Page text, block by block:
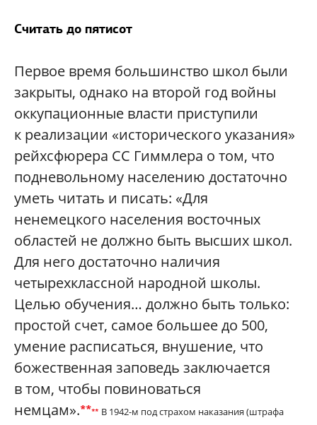
Считать до пятисот
Первое время большинство школ были
закрыты, однако на второй год войны
оккупационные власти приступили
к реализации «исторического указания»
рейхсфюрера СС Гиммлера о том, что
подневольному населению достаточно
уметь читать и писать: «Для
ненемецкого населения восточных
областей не должно быть высших школ.
Для него достаточно наличия
четырехклассной народной школы.
Целью обучения… должно быть только:
простой счет, самое большее до 500,
умение расписаться, внушение, что
божественная заповедь заключается
в том, чтобы повиноваться
немцам».**** В 1942-м под страхом наказания (штрафа